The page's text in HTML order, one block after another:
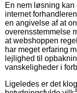
En nem løsning
internet
en angivelse af at
overensstemmelse
at webshoppen
har meget erfaring
lejlighed til
vanskeligheder i
Ligeledes er det